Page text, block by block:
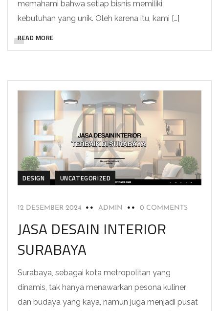
memahami bahwa setiap bisnis memiliki
kebutuhan yang unik. Oleh karena itu, kami […]
READ MORE
DESIGN UNCATEGORIZED
12 DESEMBER 2024 ADMIN 0 COMMENTS
JASA DESAIN INTERIOR
SURABAYA
Surabaya, sebagai kota metropolitan yang
dinamis, tak hanya menawarkan pesona kuliner
dan budaya yang kaya, namun juga menjadi pusat